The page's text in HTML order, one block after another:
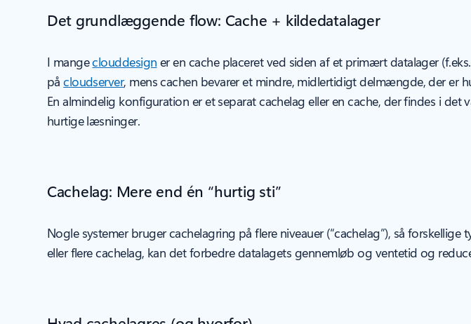
Det grundlæggende flow: Cache + kildedatalager
I mangeclouddesign er en cache placeret ved siden af et primært datalager
påcloudserver, mens cachen bevarer et mindre, midlertidigt delmængde, der er
En almindelig konfiguration er et separat cachelag eller en cache, der findes i
hurtige læsninger.
Cachelag: Mere end én “hurtig sti”
Nogle systemer bruger cachelagring på flere niveauer (“cachelag”), så
eller flere cachelag, kan det forbedre datalagets gennemløb og ventetid og